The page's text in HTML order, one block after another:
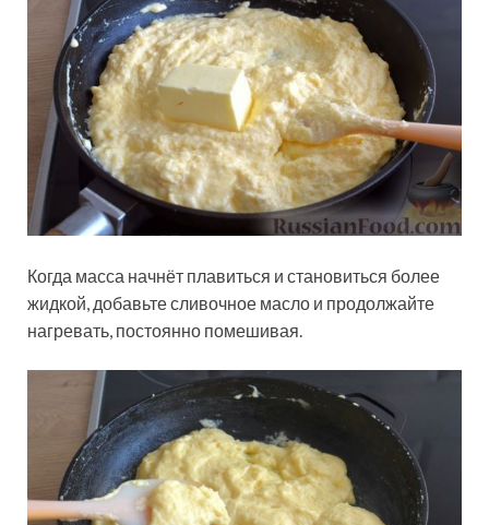
Когда масса начнёт плавиться и становиться более
жидкой, добавьте сливочное масло и продолжайте
нагревать, постоянно помешивая.